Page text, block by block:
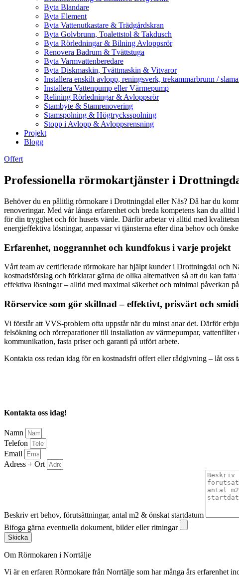
Byta Blandare
Byta Element
Byta Vattenutkastare & Trädgårdskran
Byta Golvbrunn, Toalettstol & Takdusch
Byta Rörledningar & Bilning Avloppsrör
Renovera Badrum & Tvättstuga
Byta Varmvattenberedare
Byta Diskmaskin, Tvättmaskin & Vitvaror
Installera enskilt avlopp, reningsverk, trekammarbrunn /
Installera Vattenpump eller Värmepump
Relining Rörledningar & Avloppsrör
Stambyte & Stamrenovering
Stamspolning & Högtrycksspolning
Stopp i Avlopp & Avloppsrensning
Projekt
Blogg
Offert
Professionella rörmokartjänster i
Behöver du en pålitlig rörmokare i Drottningdal eller Näs? Då har du
renoveringar. Med vår långa erfarenhet och breda kompetens kan du
för din trygghet och för husets värde. Därför arbetar vi alltid med
energieffektiva lösningar, anpassar vi tjänsterna efter dina behov och
Erfarenhet, noggrannhet och kundfokus i varje projekt
Vårt team av certifierade rörmokare har hjälpt kunder i Drottningdal och
kostnadsförslag och förklarar gärna de olika alternativen så att du kan
effektiva lösningar – alltid med maximal säkerhet och minimal påverkan
Rörservice som gör skillnad – effektivt, prisvärt och
Vi förstår att VVS-problem ofta uppstår när du minst anar det. Därför
felsökning och rörreparationer till installation av värmepumpar,
kommunikation, fasta priser och garanti på utfört arbete.
Kontakta oss redan idag för en kostnadsfri offert eller rådgivning – låt
Kontakta oss idag!
Namn
Telefon
Email
Adress + Ort
Beskriv ert behov, förutsättningar, antal m2 & önskat startdatum
Bifoga gärna eventuella dokument, bilder eller ritningar
Skicka
Om Rörmokaren i Norrtälje
Vi är en erfaren Rörmokare från Norrtälje som har många års erfarenhet